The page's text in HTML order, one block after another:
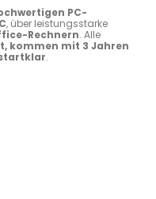
PC-
, über leistungsstarke
Rechnern. Alle
kommen mit 3 Jahren
.